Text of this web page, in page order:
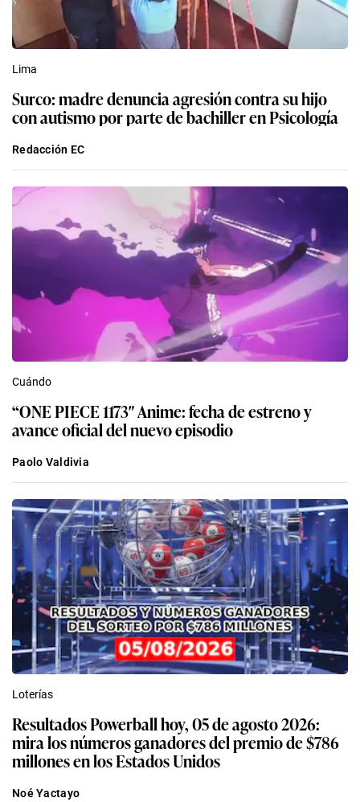
Lima
Surco: madre denuncia agresión contra su hijo
con autismo por parte de bachiller en Psicología
Redacción EC
Cuándo
“ONE PIECE 1173″ Anime: fecha de estreno y
avance oficial del nuevo episodio
Paolo Valdivia
Loterías
Resultados Powerball hoy, 05 de agosto 2026:
mira los números ganadores del premio de $786
millones en los Estados Unidos
Noé Yactayo